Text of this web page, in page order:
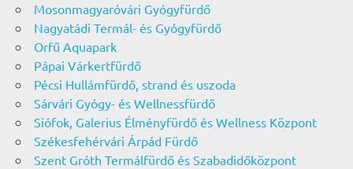
Mosonmagyaróvári Gyógyfürdő
Nagyatádi Termál- és Gyógyfürdő
Orfű Aquapark
Pápai Várkertfürdő
Pécsi Hullámfürdő, strand és uszoda
Sárvári Gyógy- és Wellnessfürdő
Siófok, Galerius Élményfürdő és Wellness Központ
Székesfehérvári Árpád Fürdő
Szent Gróth Termálfürdő és Szabadidőközpont